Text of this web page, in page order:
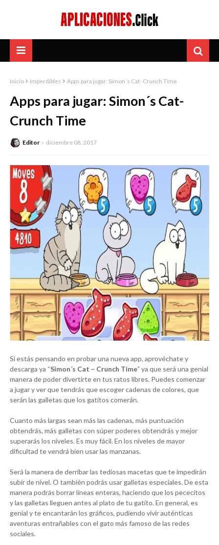
Inicio imperdibles Apps para jugar: Simon´s Cat- Crunch Time
Apps para jugar: Simon´s Cat-
Crunch Time
Editor diciembre 08, 2017
Si estás pensando en probar una nueva app, aprovéchate y
descarga ya “Simon´s Cat – Crunch Time” ya que será una genial
manera de poder divertirte en tus ratos libres. Puedes comenzar
a jugar y ver que tendrás que escoger cadenas de colores, que
serán las galletas que los gatitos comerán.
Cuanto más largas sean más las cadenas, más puntuación
obtendrás, más galletas con súper poderes obtendrás y mejor
superarás los niveles. Es muy fácil. En los niveles de mayor
dificultad te vendrá bien usar las manzanas.
Será la manera de derribar las tediosas macetas que te impedirán
subir de nivel. O también podrás usar galletas especiales. De esta
manera podrás borrar líneas enteras, haciendo que los pececitos
y las galletas lleguen antes al plato de tu gatito. En general, es
genial y te encantarán los gráficos, pudiendo vivir auténticas
aventuras entrañables con el gato más famoso de las redes
sociales.